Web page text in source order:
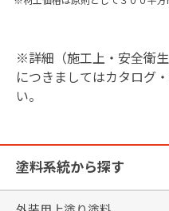
※詳細（施工上・安全衛
につきましてはカタログ
い。
塗料系統から探す